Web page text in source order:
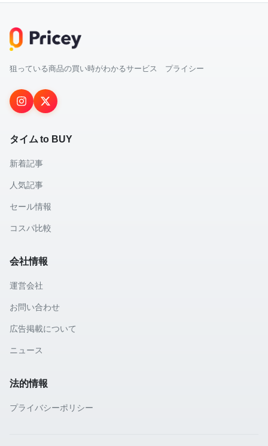
狙っている商品の買い時がわかるサービス プライシー
タイム to BUY
新着記事
人気記事
セール情報
コスパ比較
会社情報
運営会社
お問い合わせ
広告掲載について
ニュース
法的情報
プライバシーポリシー